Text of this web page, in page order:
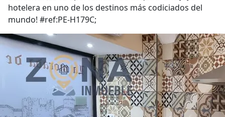
hotelera en uno de los destinos más codiciados del
mundo! #ref:PE-H179C;